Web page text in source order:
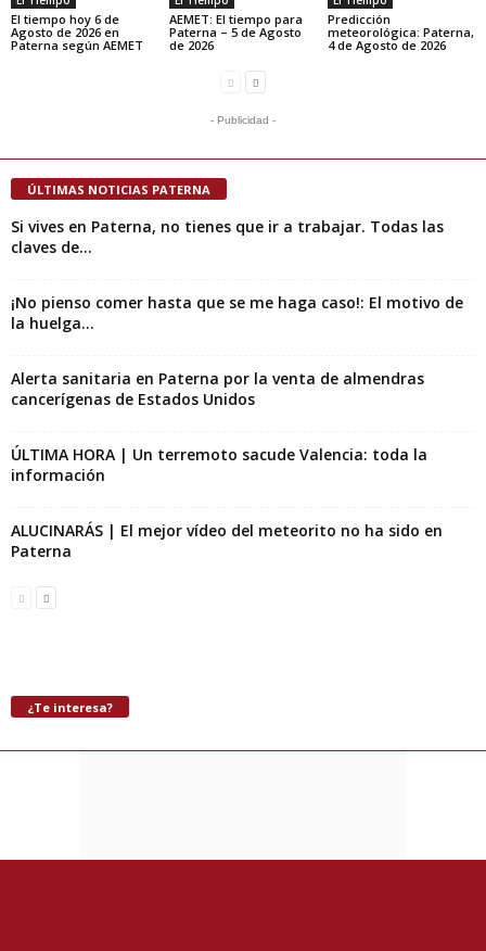
El tiempo hoy 6 de
Agosto de 2026 en
Paterna según AEMET
AEMET: El tiempo para
Paterna – 5 de Agosto
de 2026
Predicción
meteorológica: Paterna,
4 de Agosto de 2026
- Publicidad -
ÚLTIMAS NOTICIAS PATERNA
Si vives en Paterna, no tienes que ir a trabajar. Todas las
claves de...
¡No pienso comer hasta que se me haga caso!: El motivo de
la huelga...
Alerta sanitaria en Paterna por la venta de almendras
cancerígenas de Estados Unidos
ÚLTIMA HORA | Un terremoto sacude Valencia: toda la
información
ALUCINARÁS | El mejor vídeo del meteorito no ha sido en
Paterna
¿Te interesa?